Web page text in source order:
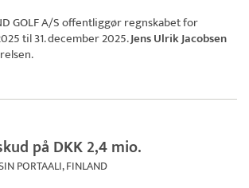
GOLF A/Soffentliggør regnskabet for
til 31. december 2025.Jens Ulrik Jacobsen
på DKK 2,4 mio.
PORTAALI, FINLAND